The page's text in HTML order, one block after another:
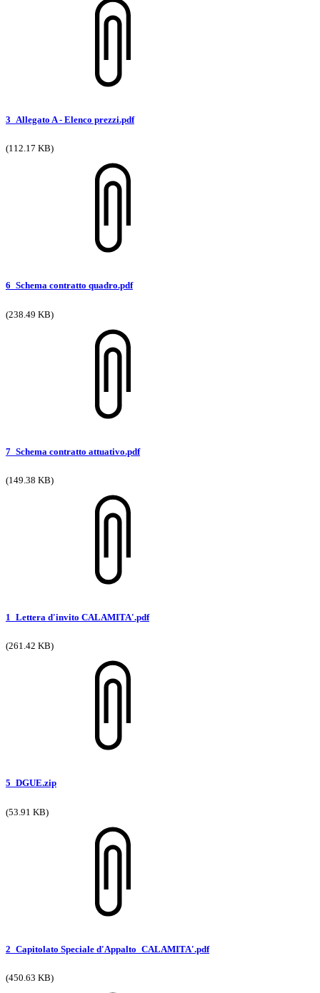
3_Allegato A - Elenco prezzi.pdf
(112.17 KB)
6_Schema contratto quadro.pdf
(238.49 KB)
7_Schema contratto attuativo.pdf
(149.38 KB)
1_Lettera d'invito CALAMITA'.pdf
(261.42 KB)
5_DGUE.zip
(53.91 KB)
2_Capitolato Speciale d'Appalto_CALAMITA'.pdf
(450.63 KB)